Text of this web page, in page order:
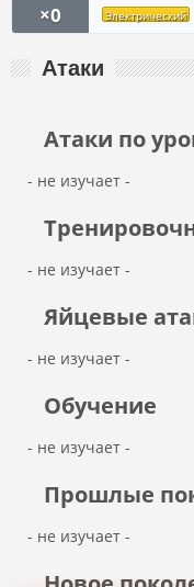
×0 Электрический
Атаки
Атаки по
- не изучает -
- не изучает -
Яйцевые
- не изучает -
Обучение
- не изучает -
Прошлые
- не изучает -